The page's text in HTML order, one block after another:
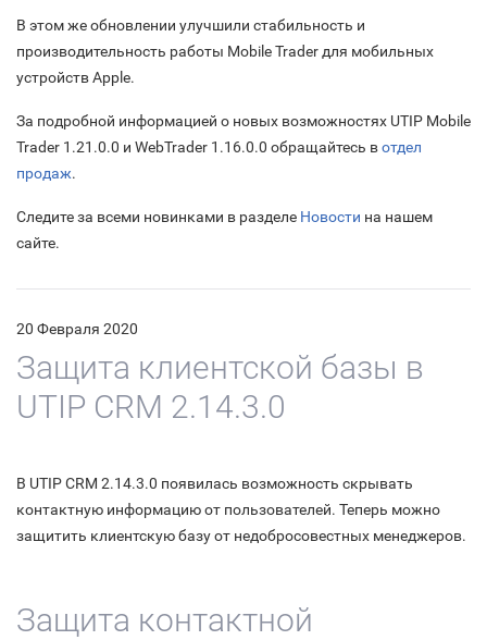
В этом же обновлении улучшили стабильность и
производительность работы Mobile Trader для мобильных
устройств Apple.
За подробной информацией о новых возможностях UTIP Mobile
Trader 1.21.0.0 и WebTrader 1.16.0.0 обращайтесь вотдел
продаж.
Следите за всеми новинками в разделе Новости на нашем
сайте.
20 Февраля 2020
Защита клиентской базы в
UTIP CRM 2.14.3.0
В UTIP CRM 2.14.3.0 появилась возможность скрывать
контактную информацию от пользователей. Теперь можно
защитить клиентскую базу от недобросовестных менеджеров.
Защита контактной